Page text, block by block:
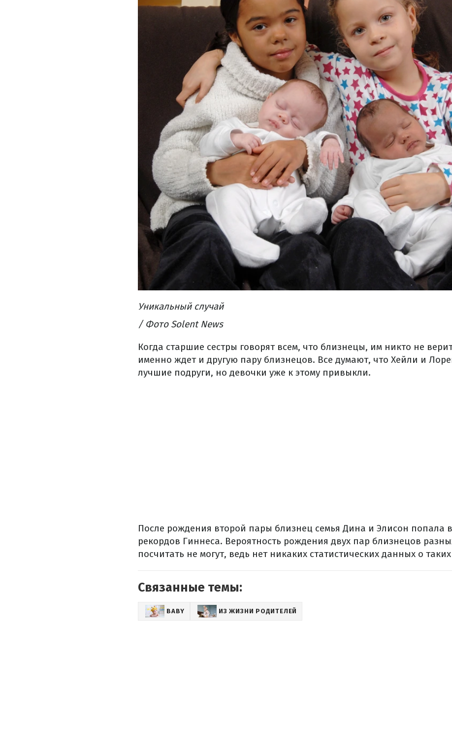
Уникальный случай
/ Фото Solent News
Когда старшие сестры говорят всем, что близнецы, им никто не
именно ждет и другую пару близнецов. Все думают, что Хейли и
лучшие подруги, но девочки уже к этому привыкли.
После рождения второй пары близнец семья Дина и Элисон попала
рекордов Гиннеса. Вероятность рождения двух пар близнецов
посчитать не могут, ведь нет никаких статистических данных о таких
Связанные темы:
BABY ИЗ ЖИЗНИ РОДИТЕЛЕЙ